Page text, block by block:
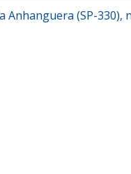
Anhanguera (SP-330),